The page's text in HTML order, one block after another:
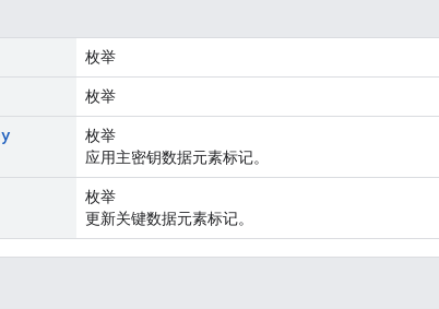
枚举
枚举
枚举
应用主密钥数据元素标记。
枚举
更新关键数据元素标记。